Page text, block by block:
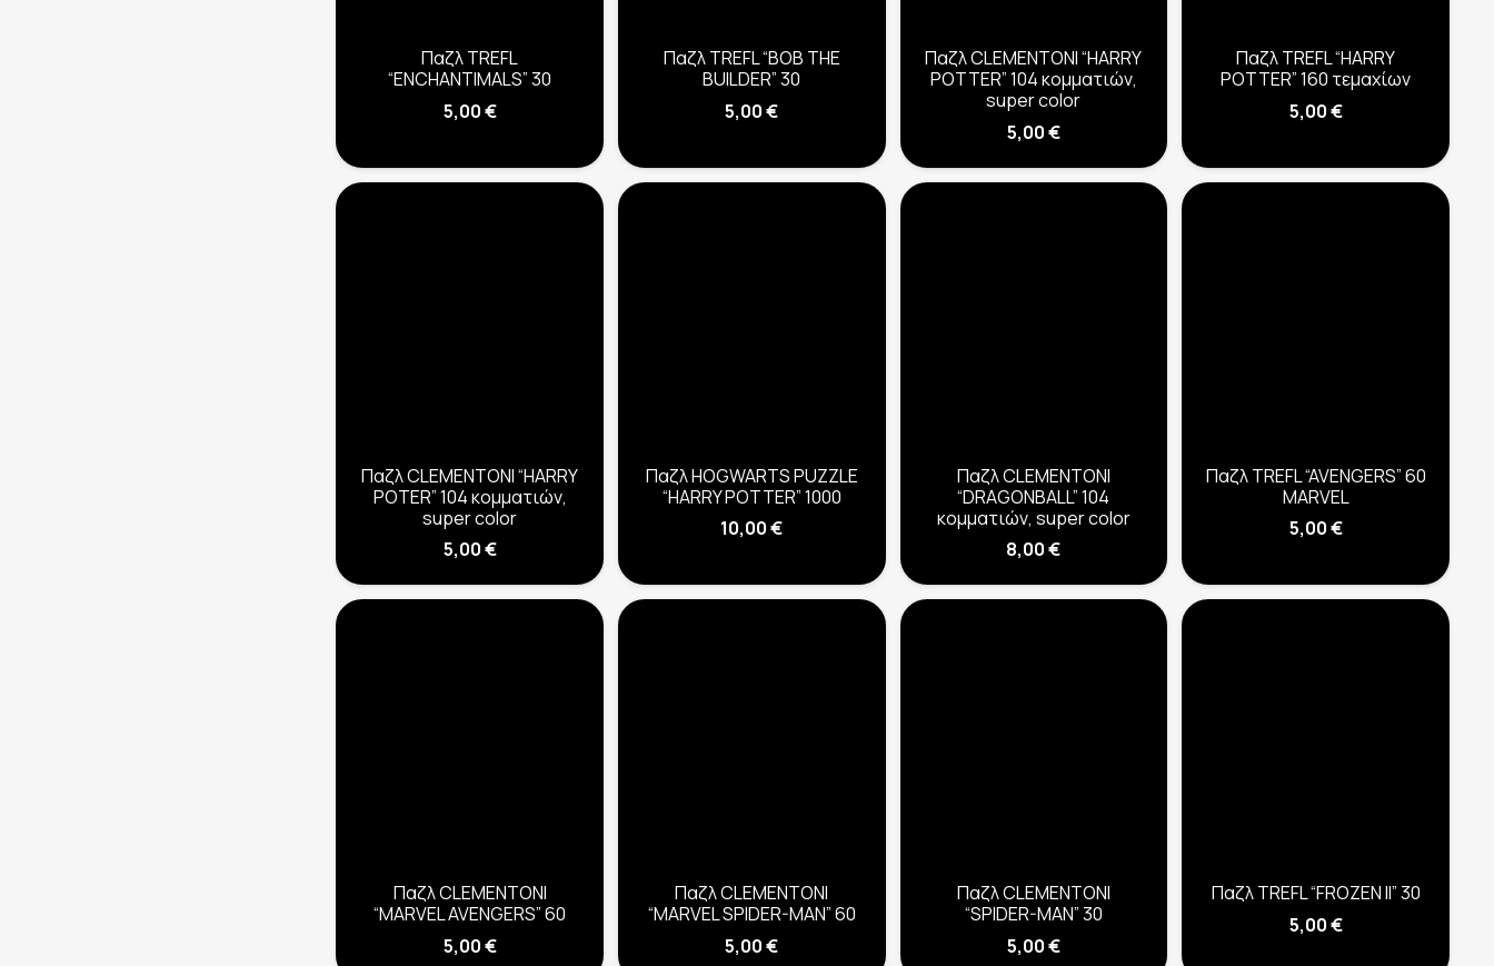
Παζλ TREFL
“ENCHANTIMALS” 30
5,00€
Παζλ TREFL “BOB THE
BUILDER” 30
5,00€
Παζλ CLEMENTONI “HARRY
POTTER” 104 κομματιών,
super color
5,00€
Παζλ TREFL “HARRY
POTTER” 160 τεμαχίων
5,00€
Παζλ CLEMENTONI “HARRY
POTER” 104 κομματιών,
super color
5,00€
Παζλ HOGWARTS PUZZLE
“HARRY POTTER” 1000
10,00€
Παζλ CLEMENTONI
“DRAGONBALL” 104
κομματιών, super color
8,00€
Παζλ TREFL “AVENGERS” 60
MARVEL
5,00€
Παζλ CLEMENTONI
“MARVEL AVENGERS” 60
5,00€
Παζλ CLEMENTONI
“MARVEL SPIDER-MAN” 60
5,00€
Παζλ CLEMENTONI
“SPIDER-MAN” 30
5,00€
Παζλ TREFL “FROZEN II” 30
5,00€